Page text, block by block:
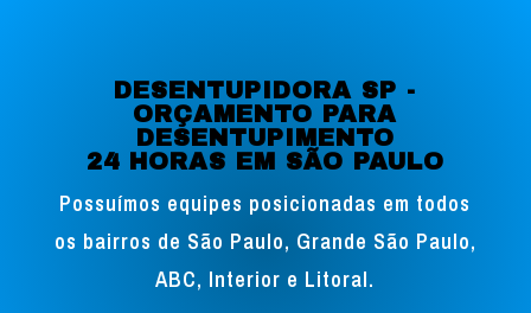
DESENTUPIDORA SP -
ORÇAMENTO PARA
DESENTUPIMENTO
24 HORAS EM SÃO PAULO
Possuímos equipes posicionadas em todos
os bairros de São Paulo, Grande São Paulo,
ABC, Interior e Litoral.